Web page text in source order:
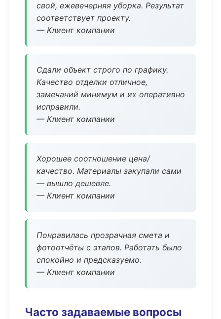
свой, ежевечерняя уборка. Результат
соответствует проекту.
— Клиент компании
Сдали объект строго по графику.
Качество отделки отличное,
замечаний минимум и их оперативно
исправили.
— Клиент компании
Хорошее соотношение цена/
качество. Материалы закупали сами
— вышло дешевле.
— Клиент компании
Понравилась прозрачная смета и
фотоотчёты с этапов. Работать было
спокойно и предсказуемо.
— Клиент компании
Часто задаваемые вопросы